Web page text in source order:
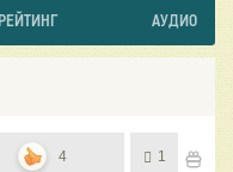
РЕЙТИНГ АУДИО
4 1